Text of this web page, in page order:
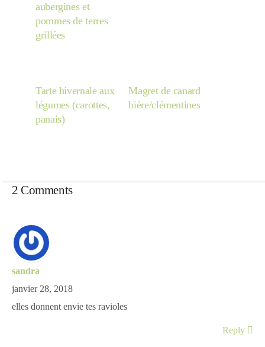
aubergines et
pommes de terres
grillées
Tarte hivernale aux
légumes (carottes,
panais)
Magret de canard
bière/clémentines
2 Comments
sandra
janvier 28, 2018
elles donnent envie tes ravioles
Reply